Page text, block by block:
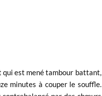
qui est mené tambour battant,
minutes à couper le souffle.